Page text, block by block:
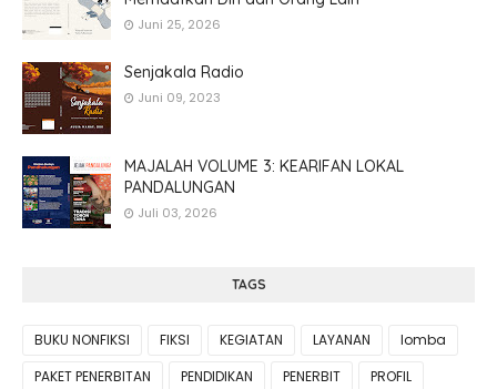
Juni 25, 2026
Senjakala Radio
Juni 09, 2023
MAJALAH VOLUME 3: KEARIFAN LOKAL
PANDALUNGAN
Juli 03, 2026
TAGS
BUKU NONFIKSI FIKSI KEGIATAN LAYANAN
lomba
PAKET PENERBITAN
PENDIDIKAN PENERBIT
PROFIL